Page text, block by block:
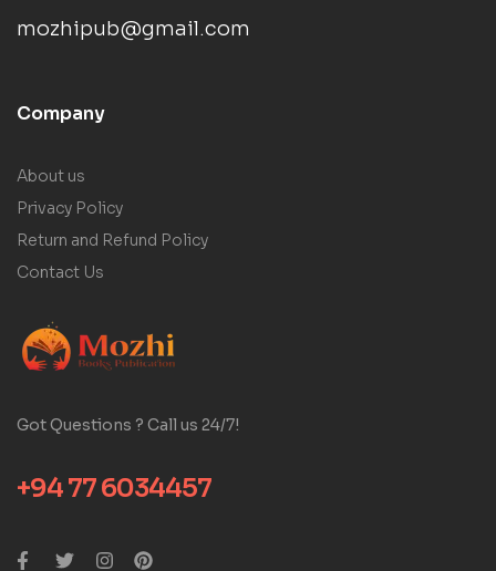
mozhipub@gmail.com
Company
About us
Privacy Policy
Return and Refund Policy
Contact Us
Got Questions ? Call us 24/7!
+94 77 6034457